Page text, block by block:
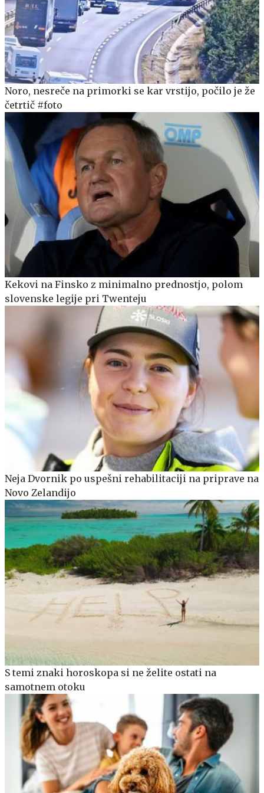
Noro, nesreče na primorki se kar vrstijo, počilo je že
četrtič #foto
Kekovi na Finsko z minimalno prednostjo, polom
slovenske legije pri Twenteju
Neja Dvornik po uspešni rehabilitaciji na priprave na
Novo Zelandijo
S temi znaki horoskopa si ne želite ostati na
samotnem otoku